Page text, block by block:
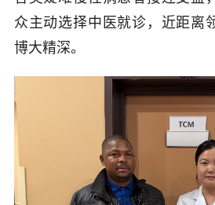
众主动选择中医就诊，近距离
博大精深。